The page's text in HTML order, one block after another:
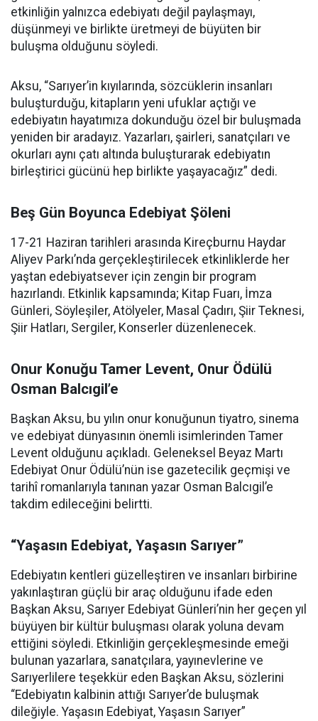
etkinliğin yalnızca edebiyatı değil paylaşmayı,
düşünmeyi ve birlikte üretmeyi de büyüten bir
buluşma olduğunu söyledi.
Aksu, “Sarıyer’in kıyılarında, sözcüklerin insanları
buluşturduğu, kitapların yeni ufuklar açtığı ve
edebiyatın hayatımıza dokunduğu özel bir buluşmada
yeniden bir aradayız. Yazarları, şairleri, sanatçıları ve
okurları aynı çatı altında buluşturarak edebiyatın
birleştirici gücünü hep birlikte yaşayacağız” dedi.
Beş Gün Boyunca Edebiyat Şöleni
17-21 Haziran tarihleri arasında Kireçburnu Haydar
Aliyev Parkı’nda gerçekleştirilecek etkinliklerde her
yaştan edebiyatsever için zengin bir program
hazırlandı. Etkinlik kapsamında; Kitap Fuarı, İmza
Günleri, Söyleşiler, Atölyeler, Masal Çadırı, Şiir Teknesi,
Şiir Hatları, Sergiler, Konserler düzenlenecek.
Onur Konuğu Tamer Levent, Onur Ödülü
Osman Balcıgil’e
Başkan Aksu, bu yılın onur konuğunun tiyatro, sinema
ve edebiyat dünyasının önemli isimlerinden Tamer
Levent olduğunu açıkladı. Geleneksel Beyaz Martı
Edebiyat Onur Ödülü’nün ise gazetecilik geçmişi ve
tarihî romanlarıyla tanınan yazar Osman Balcıgil’e
takdim edileceğini belirtti.
“Yaşasın Edebiyat, Yaşasın Sarıyer”
Edebiyatın kentleri güzelleştiren ve insanları birbirine
yakınlaştıran güçlü bir araç olduğunu ifade eden
Başkan Aksu, Sarıyer Edebiyat Günleri’nin her geçen yıl
büyüyen bir kültür buluşması olarak yoluna devam
ettiğini söyledi. Etkinliğin gerçekleşmesinde emeği
bulunan yazarlara, sanatçılara, yayınevlerine ve
Sarıyerlilere teşekkür eden Başkan Aksu, sözlerini
“Edebiyatın kalbinin attığı Sarıyer’de buluşmak
dileğiyle. Yaşasın Edebiyat, Yaşasın Sarıyer”